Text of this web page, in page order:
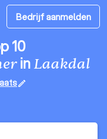
Bedrijf aanmelden
10
inLaakdal
edit